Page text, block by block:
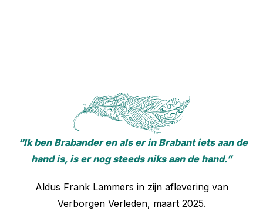
“Ik ben Brabander en als er in Brabant iets aan de
hand is, is er nog steeds niks aan de hand.”
Aldus Frank Lammers in zijn aflevering van
Verborgen Verleden, maart 2025.